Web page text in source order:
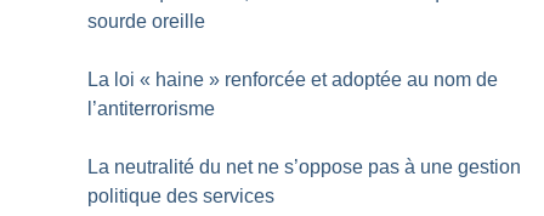
sourde oreille
La loi « haine » renforcée et adoptée au nom de
l’antiterrorisme
La neutralité du net ne s’oppose pas à une gestion
politique des services